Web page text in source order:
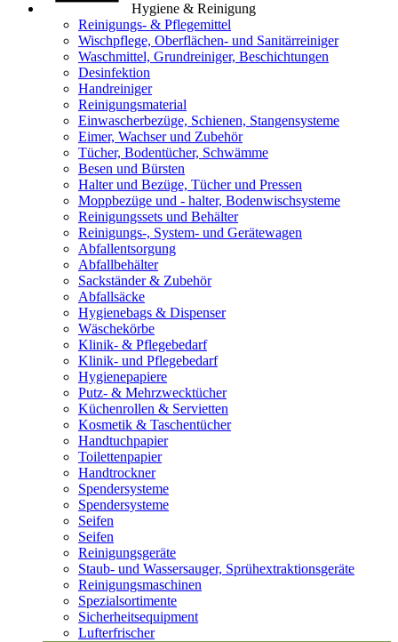
Hygiene & Reinigung
Reinigungs- & Pflegemittel
Wischpflege, Oberflächen- und Sanitärreiniger
Waschmittel, Grundreiniger, Beschichtungen
Desinfektion
Handreiniger
Reinigungsmaterial
Einwascherbezüge, Schienen, Stangensysteme
Eimer, Wachser und Zubehör
Tücher, Bodentücher, Schwämme
Besen und Bürsten
Halter und Bezüge, Tücher und Pressen
Moppbezüge und - halter, Bodenwischsysteme
Reinigungssets und Behälter
Reinigungs-, System- und Gerätewagen
Abfallentsorgung
Abfallbehälter
Sackständer & Zubehör
Abfallsäcke
Hygienebags & Dispenser
Wäschekörbe
Klinik- & Pflegebedarf
Klinik- und Pflegebedarf
Hygienepapiere
Putz- & Mehrzwecktücher
Küchenrollen & Servietten
Kosmetik & Taschentücher
Handtuchpapier
Toilettenpapier
Handtrockner
Spendersysteme
Spendersysteme
Seifen
Seifen
Reinigungsgeräte
Staub- und Wassersauger, Sprühextraktionsgeräte
Reinigungsmaschinen
Spezialsortimente
Sicherheitsequipment
Lufterfrischer